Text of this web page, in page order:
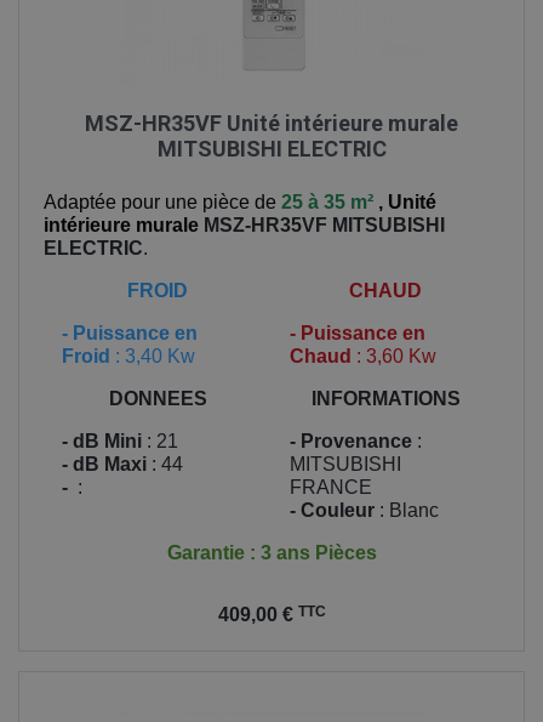
MSZ-HR35VF Unité intérieure murale
MITSUBISHI ELECTRIC
Adaptée pour une pièce de 25 à 35 m² , Unité
intérieure murale MSZ-HR35VF MITSUBISHI
ELECTRIC.
FROID
- Puissance en
Froid : 3,40 Kw
CHAUD
- Puissance en
Chaud : 3,60 Kw
DONNEES
- dB Mini : 21
- dB Maxi : 44
- :
INFORMATIONS
- Provenance :
MITSUBISHI
FRANCE
- Couleur : Blanc
Garantie : 3 ans Pièces
409,00 € TTC